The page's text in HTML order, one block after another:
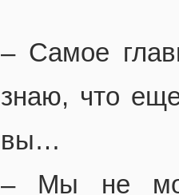
– Самое
знаю, что
вы…
– Мы не